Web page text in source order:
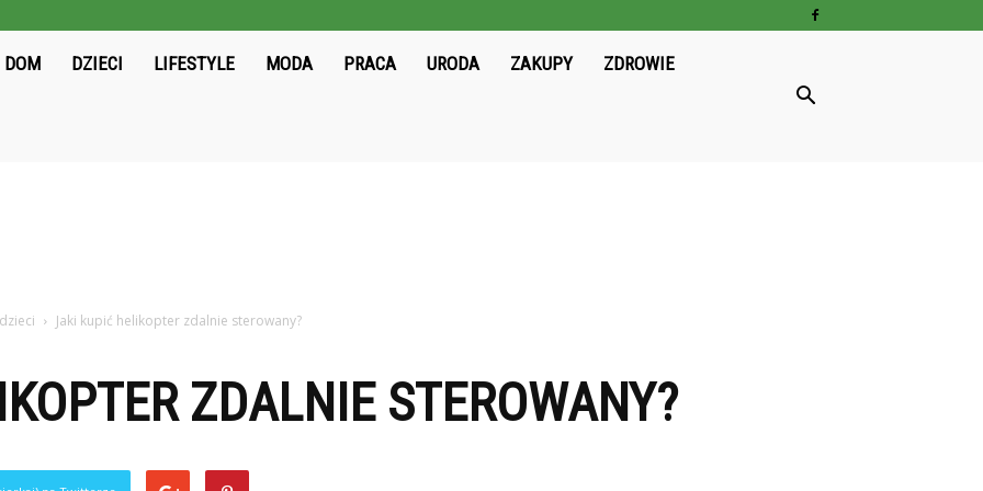
DOM DZIECI LIFESTYLE MODA PRACA URODA ZAKUPY ZDROWIE
Jaki kupić helikopter zdalnie sterowany?
ZDALNIE STEROWANY?